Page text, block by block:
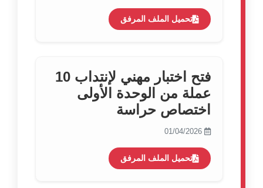
تحميل الملف المرفق
فتح اختبار مهني لإنتداب 10
عملة من الوحدة الأولى
اختصاص حراسة
تحميل الملف المرفق